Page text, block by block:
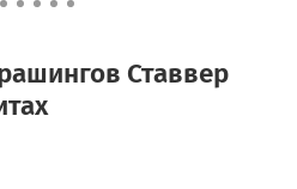
Ставвер